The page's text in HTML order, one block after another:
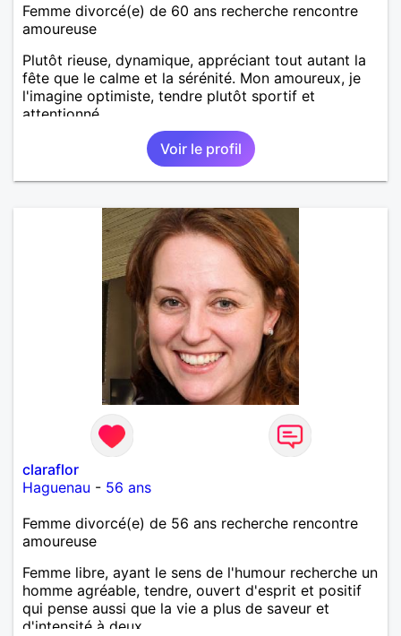
Femme divorcé(e) de 60 ans recherche rencontre
amoureuse
Plutôt rieuse, dynamique, appréciant tout autant la
fête que le calme et la sérénité. Mon amoureux, je
l'imagine optimiste, tendre plutôt sportif et
attentionné.
Voir le profil
claraflor
Haguenau - 56 ans
Femme divorcé(e) de 56 ans recherche rencontre
amoureuse
Femme libre, ayant le sens de l'humour recherche un
homme agréable, tendre, ouvert d'esprit et positif
qui pense aussi que la vie a plus de saveur et
d'intensité à deux.